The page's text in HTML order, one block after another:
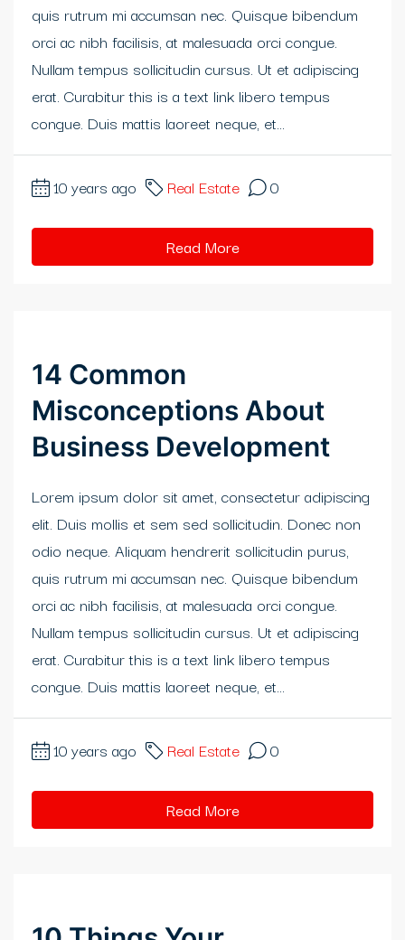
quis rutrum mi accumsan nec. Quisque bibendum
orci ac nibh facilisis, at malesuada orci congue.
Nullam tempus sollicitudin cursus. Ut et adipiscing
erat. Curabitur this is a text link libero tempus
congue. Duis mattis laoreet neque, et...
10 years ago Real Estate 0
Read More
14 Common
Misconceptions About
Business Development
Lorem ipsum dolor sit amet, consectetur adipiscing
elit. Duis mollis et sem sed sollicitudin. Donec non
odio neque. Aliquam hendrerit sollicitudin purus,
quis rutrum mi accumsan nec. Quisque bibendum
orci ac nibh facilisis, at malesuada orci congue.
Nullam tempus sollicitudin cursus. Ut et adipiscing
erat. Curabitur this is a text link libero tempus
congue. Duis mattis laoreet neque, et...
10 years ago Real Estate 0
Read More